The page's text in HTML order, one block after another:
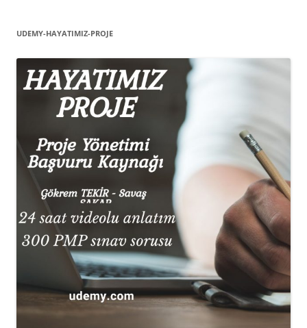
UDEMY-HAYATIMIZ-PROJE